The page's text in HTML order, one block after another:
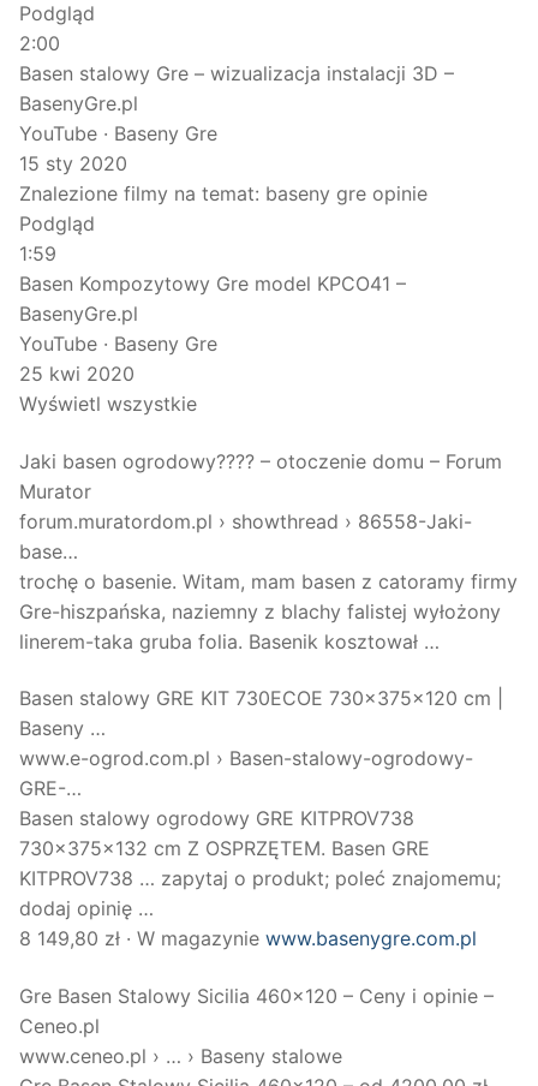
Podgląd
2:00
Basen stalowy Gre – wizualizacja instalacji 3D –
BasenyGre.pl
YouTube · Baseny Gre
15 sty 2020
Znalezione filmy na temat: baseny gre opinie
Podgląd
1:59
Basen Kompozytowy Gre model KPCO41 –
BasenyGre.pl
YouTube · Baseny Gre
25 kwi 2020
Wyświetl wszystkie
Jaki basen ogrodowy???? – otoczenie domu – Forum
Murator
forum.muratordom.pl › showthread › 86558-Jaki-
base…
trochę o basenie. Witam, mam basen z catoramy firmy
Gre-hiszpańska, naziemny z blachy falistej wyłożony
linerem-taka gruba folia. Basenik kosztował …
Basen stalowy GRE KIT 730ECOE 730x375x120 cm |
Baseny …
www.e-ogrod.com.pl › Basen-stalowy-ogrodowy-
GRE-…
Basen stalowy ogrodowy GRE KITPROV738
730x375x132 cm Z OSPRZĘTEM. Basen GRE
KITPROV738 … zapytaj o produkt; poleć znajomemu;
dodaj opinię …
8 149,80 zł · ‎W magazynie www.basenygre.com.pl
Gre Basen Stalowy Sicilia 460×120 – Ceny i opinie –
Ceneo.pl
www.ceneo.pl › … › Baseny stalowe